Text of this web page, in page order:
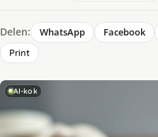
Delen: WhatsApp Facebook
Print
AI-kok